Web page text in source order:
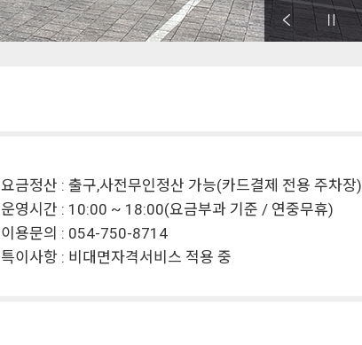
요금정산 : 출구,사전무인정산 가능(카드결제 전용 주차장)
운영시간 : 10:00 ~ 18:00(요금부과 기준 / 연중무휴)
이용문의 : 054-750-8714
특이사항 : 비대면자격서비스 적용 중